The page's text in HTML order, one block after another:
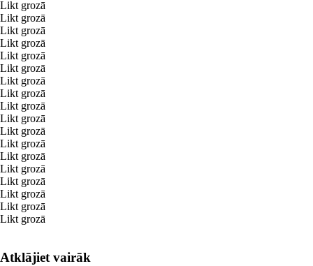
Likt grozā
Likt grozā
Likt grozā
Likt grozā
Likt grozā
Likt grozā
Likt grozā
Likt grozā
Likt grozā
Likt grozā
Likt grozā
Likt grozā
Likt grozā
Likt grozā
Likt grozā
Likt grozā
Likt grozā
Likt grozā
Atklājiet vairāk